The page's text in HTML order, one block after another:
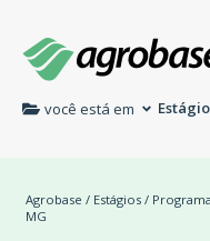
você está em
Agrobase / Estágios /
MG